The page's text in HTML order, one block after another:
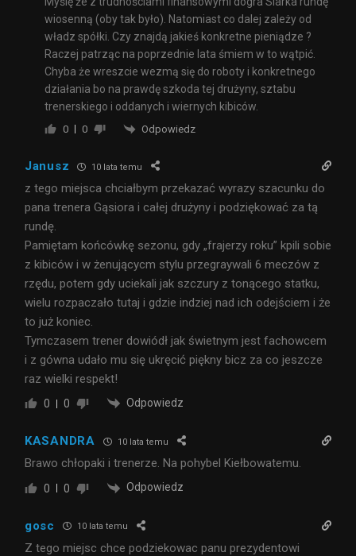
wiosenną (oby tak było). Natomiast co dalej zależy od
władz spółki. Czy znajdą jakieś konkretne pieniądze ?
Raczej patrząc na poprzednie lata śmiem w to wątpić.
Chyba że wreszcie wezmą się do roboty i konkretnego
działania bo na prawdę szkoda tej drużyny, sztabu
trenerskiego i oddanych i wiernych kibiców.
0 0 Odpowiedz
Janusz 10 lata temu
z tego miejsca chciałbym przekazać wyrazy szacunku do
pana trenera Gąsiora i całej drużyny i podziękować za tą
rundę.
Pamiętam końcówkę sezonu, gdy „frajerzy roku” kpili sobie
z kibiców i w żenującycm stylu przegraywali 6 meczów z
rzędu, potem gdy uciekali jak szczury z tonącego statku,
wielu rozpaczało tutaj i gdzie indziej nad ich odejściem i że
to już koniec.
Tymczasem trener dowiódł jak świetnym jest fachowcem
i z gówna udało mu się ukręcić piękny bicz za co jeszcze
raz wielki respekt!
0 0 Odpowiedz
KASANDRA 10 lata temu
Brawo chłopaki i trenerze. Na pohybel Kiełbowatemu.
0 0 Odpowiedz
gosc 10 lata temu
Z tego miejsc chce podziekowac panu prezydentowi